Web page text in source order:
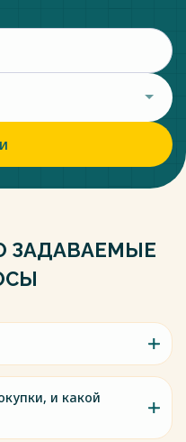
ЗАДАВАЕМЫЕ
и какой